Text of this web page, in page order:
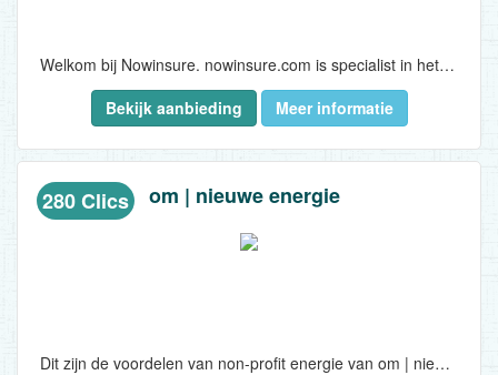
Welkom bij Nowinsure. nowinsure.com is specialist in het verzekeren van consumentenelektronica. Smartphones, laptops, desktops, audio en video, spelcomputers en camera's en meer.nowinsure.com heeft een passende verzekering voor al deze producten...
Bekijk aanbieding
Meer informatie
280 Clics om | nieuwe energie
Dit zijn de voordelen van non-profit energie van om | nieuwe energie, een collectief van 67 energiecoöperaties die volledig groene energie opwekken in de eigen buurt. Om | nieuwe energie is de enige landelijke leverancier zonder winstoogmerk, waardoor de winst direct ten goede komt aan de ontwikkeling van nieuwe duurzame projecten en structurele tariefverlaging. Zo worden concrete stappen gezet richting een duurzame energievoorziening en dáár plukken de klanten direct de vruchten van...